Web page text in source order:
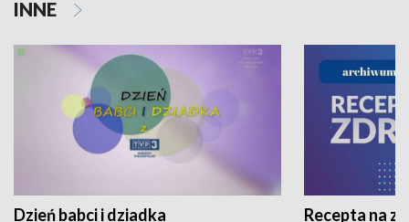
INNE
Dzień babci i dziadka Recepta na